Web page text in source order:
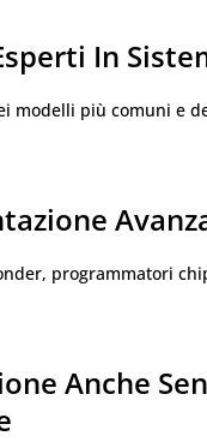
In
modelli più comuni e
programmatori
Anche